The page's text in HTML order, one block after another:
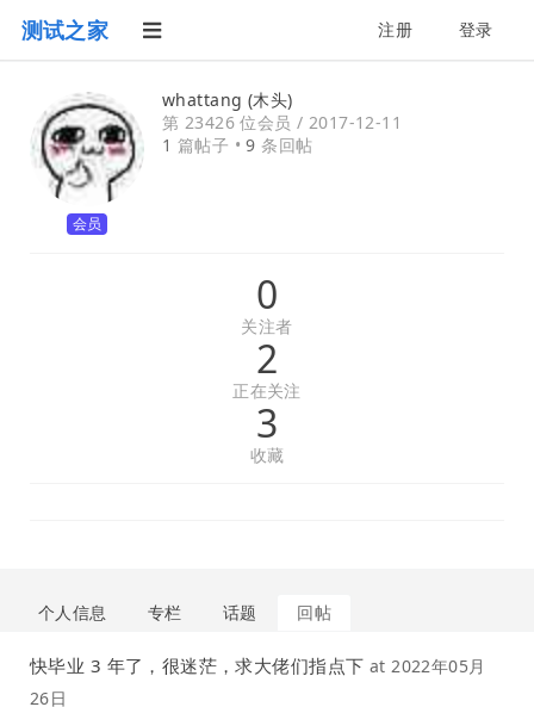
测试之家 注册 登录
会员
whattang (木头)
第 23426 位会员 / 2017-12-11
1 篇帖子 •9 条回帖
0
关注者
2
正在关注
3
收藏
个人信息 专栏 话题 回帖
快毕业 3 年了，很迷茫，求大佬们指点下 at2022年05月
26日